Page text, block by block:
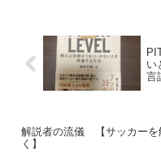
い
言
解説者の流儀 【サッカーを
く】